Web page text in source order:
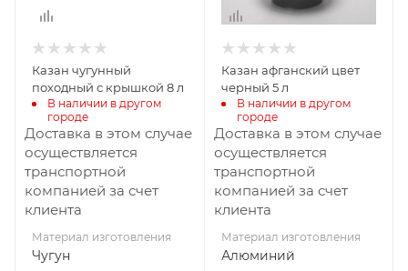
Казан чугунный
походный с крышкой 8 л
В наличии в другом
городе
Доставка в этом случае
осуществляется
транспортной
компанией за счет
клиента
Материал изготовления
Чугун
Казан афганский цвет
черный 5 л
В наличии в другом
городе
Доставка в этом случае
осуществляется
транспортной
компанией за счет
клиента
Материал изготовления
Алюминий